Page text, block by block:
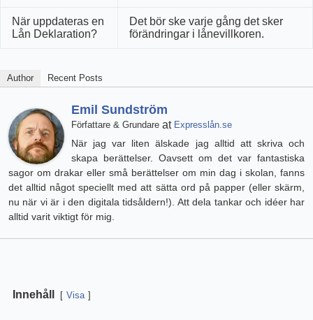
När uppdateras en
Lån Deklaration?
Det bör ske varje gång det sker
förändringar i lånevillkoren.
Author Recent Posts
Emil Sundström
Författare & Grundare at Expresslån.se
När jag var liten älskade jag alltid att skriva och
skapa berättelser. Oavsett om det var fantastiska
sagor om drakar eller små berättelser om min dag i skolan, fanns
det alltid något speciellt med att sätta ord på papper (eller skärm,
nu när vi är i den digitala tidsåldern!). Att dela tankar och idéer har
alltid varit viktigt för mig.
Innehåll Visa